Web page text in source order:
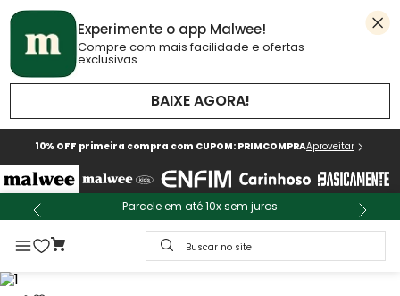
Experimente o app Malwee!
Compre com mais facilidade e ofertas
exclusivas.
BAIXE AGORA!
10% OFF primeira compra com CUPOM: PRIMCOMPRAAproveitar
Parcele em até 10x sem juros
Buscar no site